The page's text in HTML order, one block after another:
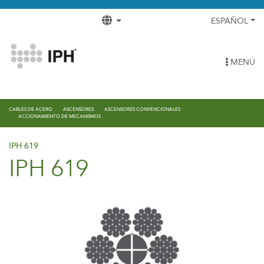
ESPAÑOL
MENÚ
CABLES DE ACERO ASCENSORES
ASCENSORES CONVENCIONALES
ACCIONAMIENTO DE MECANISMOS
IPH 619
IPH 619